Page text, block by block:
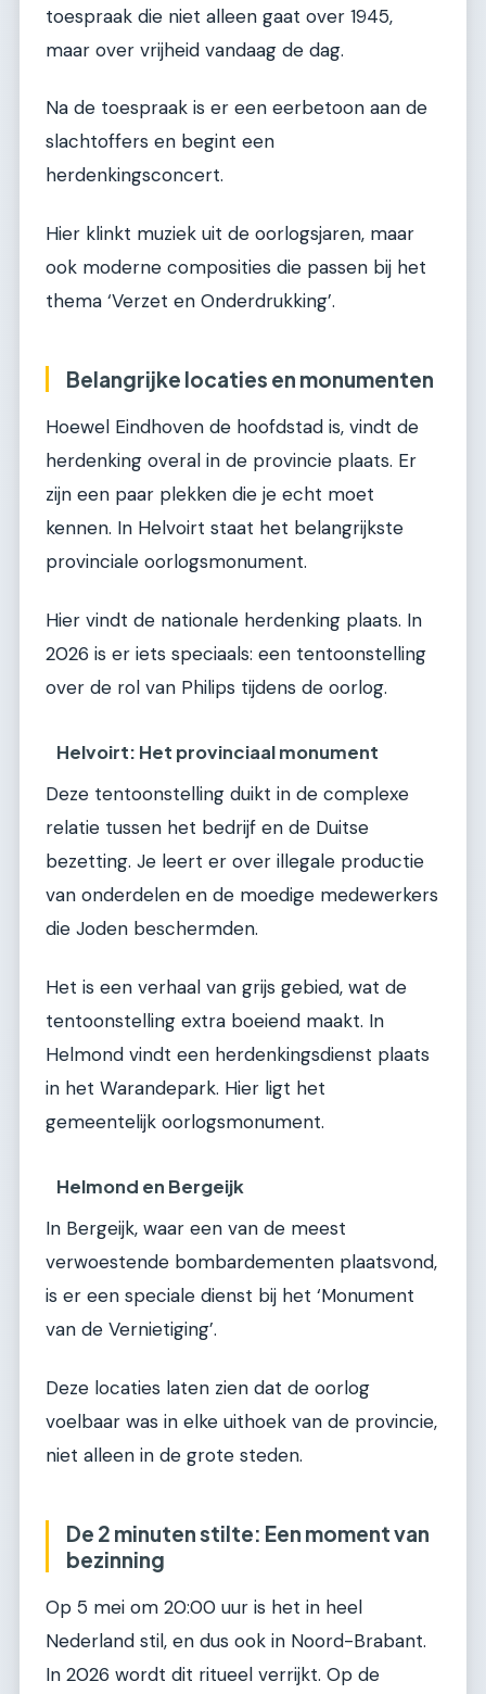
toespraak die niet alleen gaat over 1945,
maar over vrijheid vandaag de dag.
Na de toespraak is er een eerbetoon aan de
slachtoffers en begint een
herdenkingsconcert.
Hier klinkt muziek uit de oorlogsjaren, maar
ook moderne composities die passen bij het
thema ‘Verzet en Onderdrukking’.
Belangrijke locaties en monumenten
Hoewel Eindhoven de hoofdstad is, vindt de
herdenking overal in de provincie plaats. Er
zijn een paar plekken die je echt moet
kennen. In Helvoirt staat het belangrijkste
provinciale oorlogsmonument.
Hier vindt de nationale herdenking plaats. In
2026 is er iets speciaals: een tentoonstelling
over de rol van Philips tijdens de oorlog.
Helvoirt: Het provinciaal monument
Deze tentoonstelling duikt in de complexe
relatie tussen het bedrijf en de Duitse
bezetting. Je leert er over illegale productie
van onderdelen en de moedige medewerkers
die Joden beschermden.
Het is een verhaal van grijs gebied, wat de
tentoonstelling extra boeiend maakt. In
Helmond vindt een herdenkingsdienst plaats
in het Warandepark. Hier ligt het
gemeentelijk oorlogsmonument.
Helmond en Bergeijk
In Bergeijk, waar een van de meest
verwoestende bombardementen plaatsvond,
is er een speciale dienst bij het ‘Monument
van de Vernietiging’.
Deze locaties laten zien dat de oorlog
voelbaar was in elke uithoek van de provincie,
niet alleen in de grote steden.
De 2 minuten stilte: Een moment van
bezinning
Op 5 mei om 20:00 uur is het in heel
Nederland stil, en dus ook in Noord-Brabant.
In 2026 wordt dit ritueel verrijkt. Op de